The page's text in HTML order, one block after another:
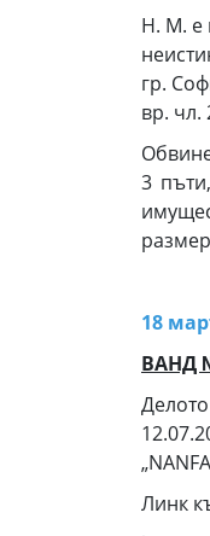
Н. М. е
гр.
вр. чл.
3
18
ВАНД
Линк